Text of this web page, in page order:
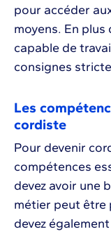
pour accéder
moyens. En
capable de
consignes
Les
cordiste
Pour devenir
compétences
devez avoir une
métier peut être
devez